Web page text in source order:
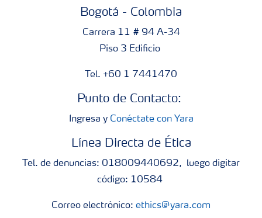
Bogotá - Colombia
Carrera 11 # 94 A-34
Piso 3 Edificio
Tel. +60 1 7441470
Punto de Contacto:
Ingresa y Conéctate con Yara
Línea Directa de Ética
Tel. de denuncias: 018009440692, luego digitar
código: 10584
Correo electrónico: ethics@yara.com